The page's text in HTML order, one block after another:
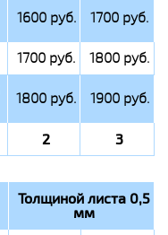
1600 руб. 1700 руб.
1700 руб.
1800 руб.
1800 руб. 1900 руб.
2 3
Толщиной листа 0,5
мм